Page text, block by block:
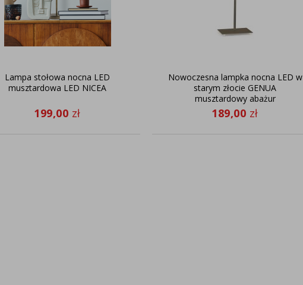
Lampa stołowa nocna LED
musztardowa LED NICEA
199,00 zł
Nowoczesna lampka nocna LED w
starym złocie GENUA
musztardowy abażur
189,00 zł